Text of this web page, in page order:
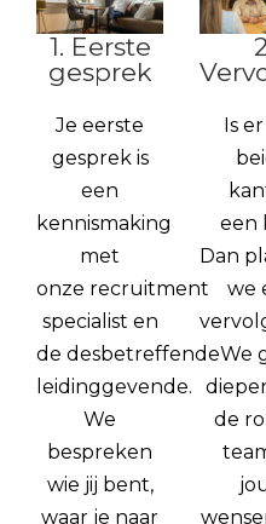
1. Eerste
gesprek
Je eerste
gesprek is
een
kennismaking
met
onze recruitment
specialist en
de desbetreffende
leidinggevende.
We
bespreken
wie jij bent,
waar je naar
Is
een
Dan
we
We
de